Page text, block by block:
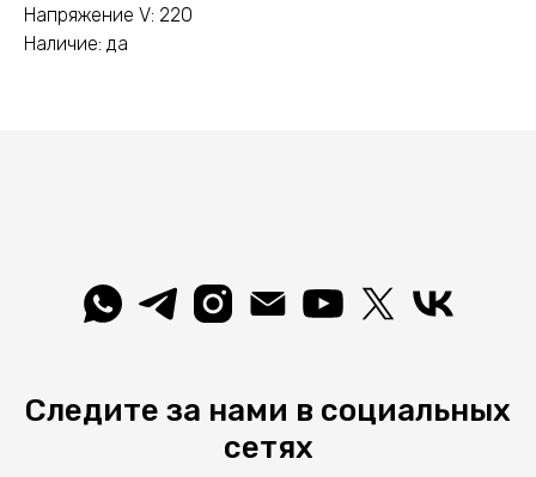
Напряжение V: 220
Наличие: да
Следите за нами в социальных
сетях